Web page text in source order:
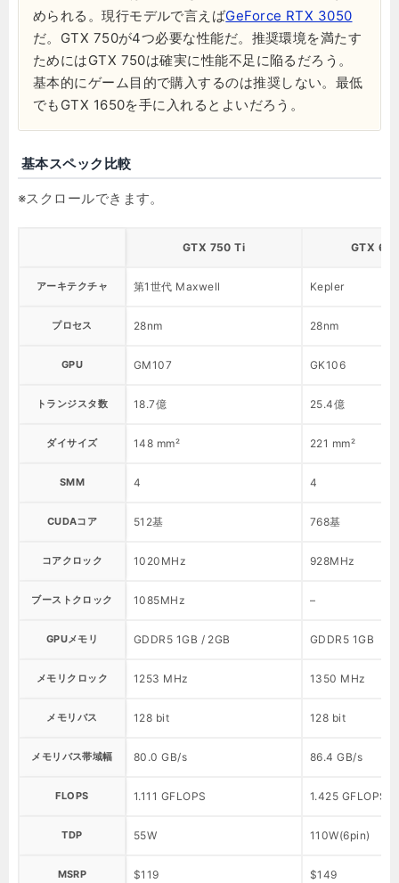
められる。現行モデルで言えばGeForce RTX 3050
だ。GTX 750が4つ必要な性能だ。推奨環境を満たす
ためにはGTX 750は確実に性能不足に陥るだろう。
基本的にゲーム目的で購入するのは推奨しない。最低
でもGTX 1650を手に入れるとよいだろう。
基本スペック比較
GTX 750 Ti GTX
アーキテクチャ 第1世代 Maxwell Kepler
プロセス 28nm 28nm
GPU GM107 GK106
トランジスタ数 18.7億 25.4億
ダイサイズ 148 mm² 221 mm²
SMM 4 4
CUDAコア 512基 768基
コアクロック 1020MHz 928MHz
ブーストクロック 1085MHz –
GPUメモリ GDDR5 1GB / 2GB GDDR5 1GB
メモリクロック 1253 MHz 1350 MHz
メモリバス 128 bit 128 bit
メモリバス帯域幅 80.0 GB/s 86.4 GB/s
FLOPS 1.111 GFLOPS 1.425 GFLOPS
TDP 55W 110W(6pin)
MSRP $119 $149